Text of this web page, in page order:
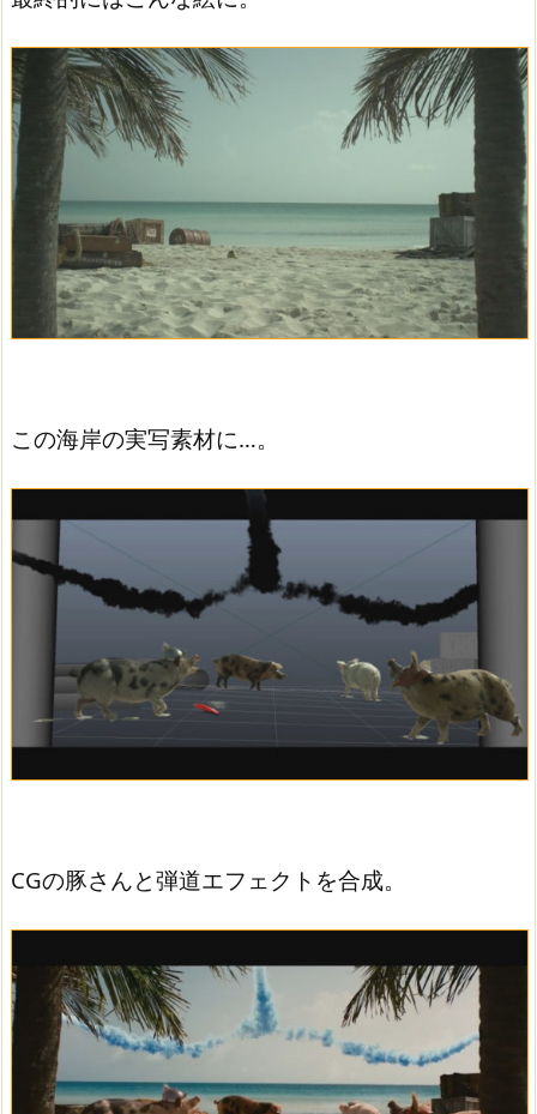
この海岸の実写素材に…。
CGの豚さんと弾道エフェクトを合成。